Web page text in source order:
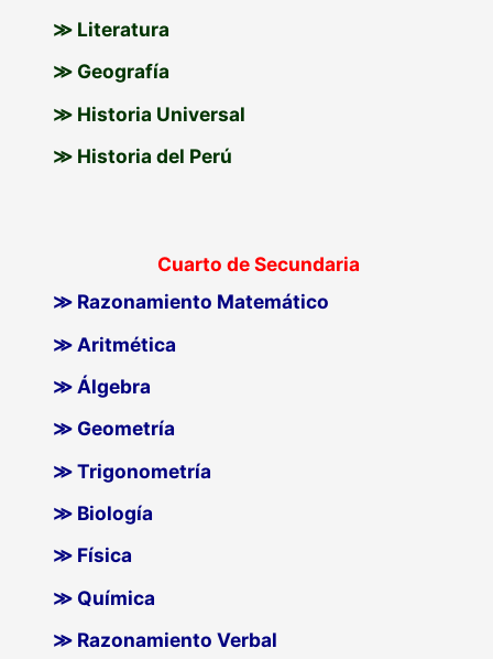
≫ Literatura
≫ Geografía
≫ Historia Universal
≫ Historia del Perú
Cuarto de Secundaria
≫ Razonamiento Matemático
≫ Aritmética
≫ Álgebra
≫ Geometría
≫ Trigonometría
≫ Biología
≫ Física
≫ Química
≫ Razonamiento Verbal